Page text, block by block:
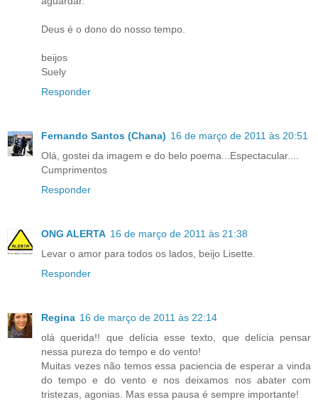
Deus é o dono do nosso tempo.
beijos
Suely
Responder
Fernando Santos (Chana) 16 de março de 2011 às 20:51
Olá, gostei da imagem e do belo poema...Espectacular....
Cumprimentos
Responder
ONG ALERTA 16 de março de 2011 às 21:38
Levar o amor para todos os lados, beijo Lisette.
Responder
Regina 16 de março de 2011 às 22:14
olá querida!! que delícia esse texto, que delícia pensar
nessa pureza do tempo e do vento!
Muitas vezes não temos essa paciencia de esperar a vinda
do tempo e do vento e nos deixamos nos abater com
tristezas, agonias. Mas essa pausa é sempre importante!